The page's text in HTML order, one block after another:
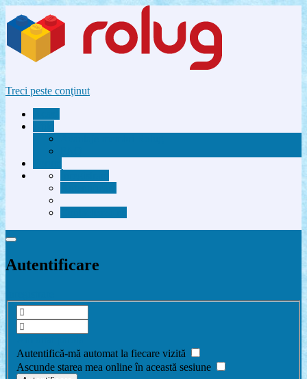
Treci peste conţinut
Autentificare
Autentifică-mă automat la fiecare vizită
Ascunde starea mea online în această sesiune